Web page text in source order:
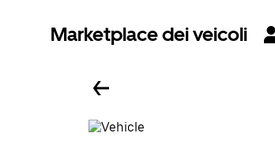
Marketplace dei veicoli